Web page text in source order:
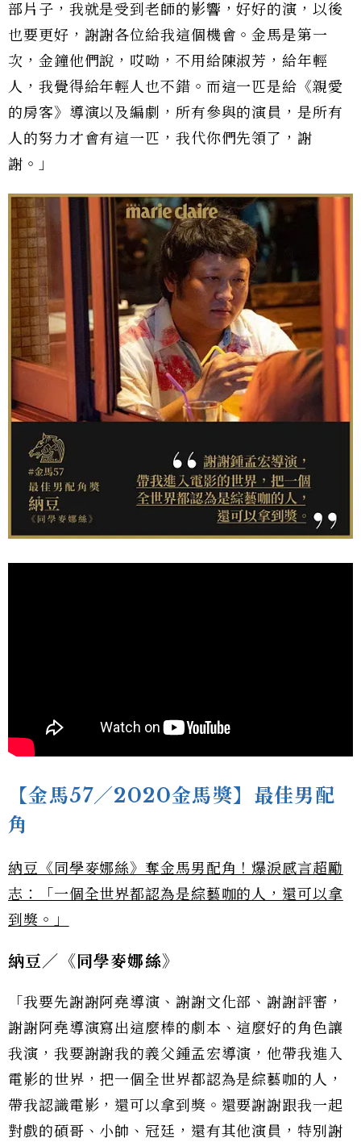
部片子，我就是受到老師的影響，好好的演，以後
也要更好，謝謝各位給我這個機會。金馬是第一
次，金鐘他們說，哎呦，不用給陳淑芳，給年輕
人，我覺得給年輕人也不錯。而這一匹是給《親愛
的房客》導演以及編劇，所有參與的演員，是所有
人的努力才會有這一匹，我代你們先領了，謝
謝。」
【金馬57／2020金馬獎】最佳男配
角
納豆《同學麥娜絲》奪金馬男配角！爆淚感言超勵
志：「一個全世界都認為是綜藝咖的人，還可以拿
到獎。」
納豆／《同學麥娜絲》
「我要先謝謝阿堯導演、謝謝文化部、謝謝評審，
謝謝阿堯導演寫出這麼棒的劇本、這麼好的角色讓
我演，我要謝謝我的義父鍾孟宏導演，他帶我進入
電影的世界，把一個全世界都認為是綜藝咖的人，
帶我認識電影，還可以拿到獎。還要謝謝跟我一起
對戲的碩哥、小帥、冠廷，還有其他演員，特別謝